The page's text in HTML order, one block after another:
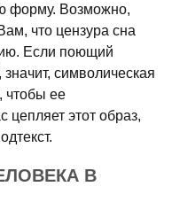
форму. Возможно,
что цензура сна
Если поющий
символическая
чтобы ее
цепляет этот образ,
В